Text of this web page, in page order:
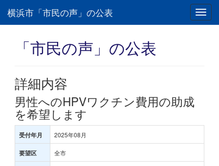
横浜市「市民の声」の公表
「市民の声」の公表
詳細内容
男性へのHPVワクチン費用の助成
を希望します
受付年月 2025年08月
要望区 全市